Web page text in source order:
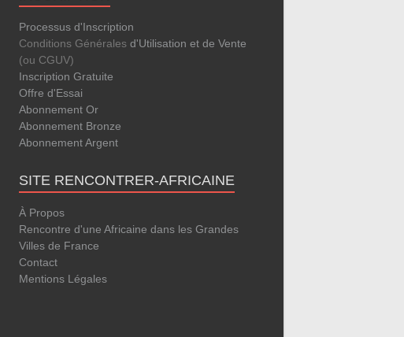
Processus d'Inscription
Conditions Générales d'Utilisation et de Vente
(ou CGUV)
Inscription Gratuite
Offre d'Essai
Abonnement Or
Abonnement Bronze
Abonnement Argent
SITE RENCONTRER-AFRICAINE
À Propos
Rencontre d'une Africaine dans les Grandes
Villes de France
Contact
Mentions Légales